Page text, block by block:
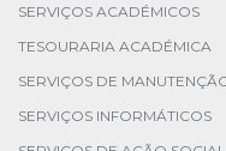
SERVIÇOS ACADÉMICOS
TESOURARIA ACADÉMICA
SERVIÇOS DE
SERVIÇOS INFORMÁTICOS